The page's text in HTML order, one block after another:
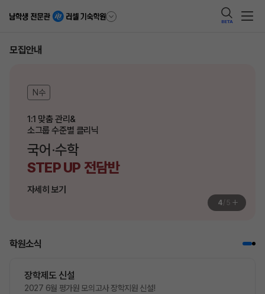
BETA
모집안내
N수
1:1 맞춤 관리&
소그룹 수준별 클리닉
국어·수학
STEP UP 전담반
자세히 보기
4/ 5 +
학원소식
장학제도 신설
2027 6월 평가원 모의고사 장학지원 신설!